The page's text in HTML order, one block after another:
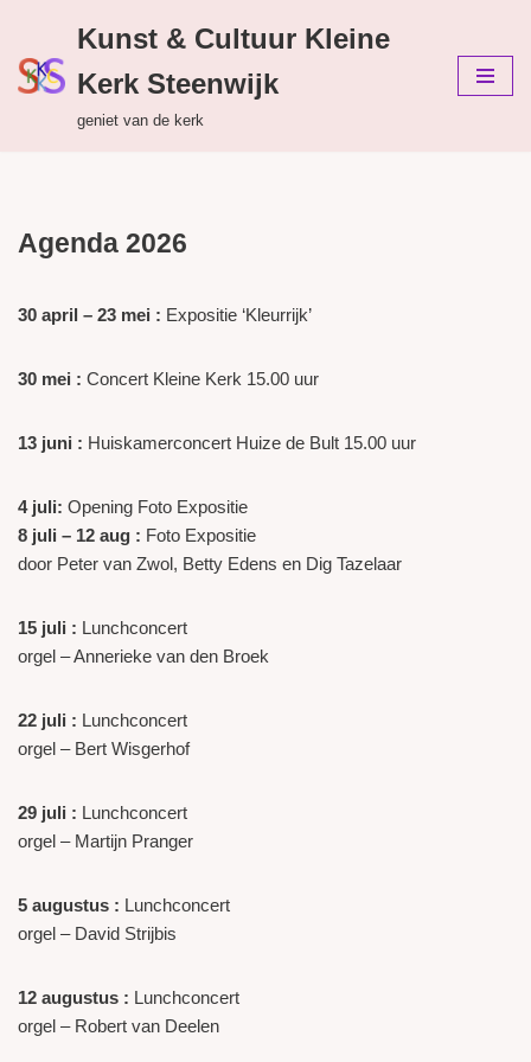
Ga
naar
Kunst & Cultuur Kleine
Kerk Steenwijk
geniet van de kerk
Agenda 2026
30 april – 23 mei : Expositie ‘Kleurrijk’
30 mei : Concert Kleine Kerk 15.00 uur
13 juni : Huiskamerconcert Huize de Bult 15.00 uur
4 juli: Opening Foto Expositie
8 juli – 12 aug : Foto Expositie
door Peter van Zwol, Betty Edens en Dig Tazelaar
15 juli : Lunchconcert
orgel – Annerieke van den Broek
22 juli : Lunchconcert
orgel – Bert Wisgerhof
29 juli : Lunchconcert
orgel – Martijn Pranger
5 augustus : Lunchconcert
orgel – David Strijbis
12 augustus : Lunchconcert
orgel – Robert van Deelen